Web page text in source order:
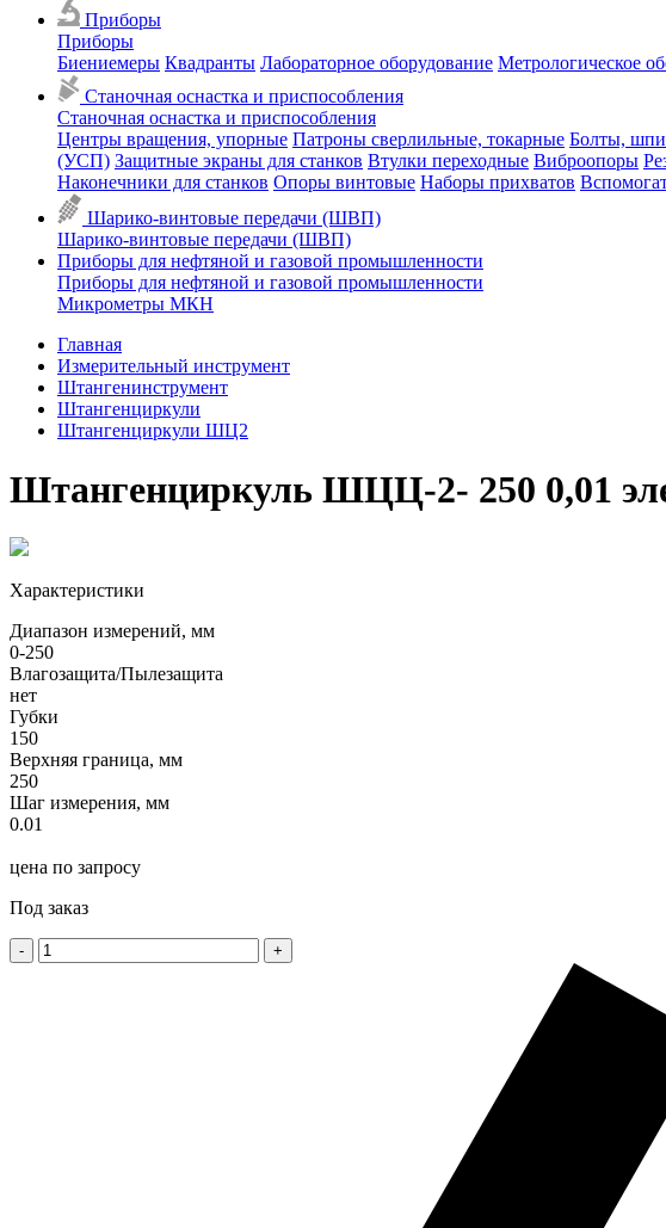
Приборы
Приборы
Биениемеры Квадранты Лабораторное оборудование Метрологическое
Станочная оснастка и приспособления
Станочная оснастка и приспособления
Центры вращения, упорные Патроны сверлильные, токарные Болты,
(УСП) Защитные экраны для станков Втулки переходные Виброопоры
Наконечники для станков Опоры винтовые Наборы прихватов
Шарико-винтовые передачи (ШВП)
Шарико-винтовые передачи (ШВП)
Приборы для нефтяной и газовой промышленности
Приборы для нефтяной и газовой промышленности
Микрометры МКН
Главная
Измерительный инструмент
Штангенинструмент
Штангенциркули
Штангенциркули ШЦ2
Штангенциркуль ШЦЦ-2- 250 0,01
Характеристики
Диапазон измерений, мм
0-250
Влагозащита/Пылезащита
нет
Губки
150
Верхняя граница, мм
250
Шаг измерения, мм
0.01
цена по запросу
Под заказ